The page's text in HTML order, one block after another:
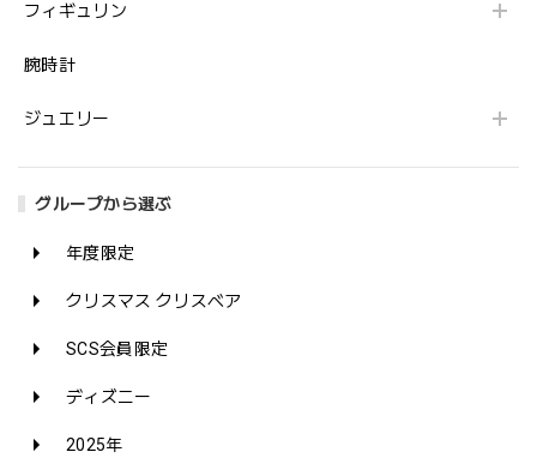
フィギュリン
腕時計
ジュエリー
グループから選ぶ
年度限定
クリスマス クリスベア
SCS会員限定
ディズニー
2025年